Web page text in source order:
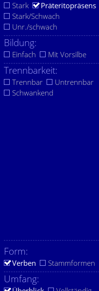
Stark
Präteritopräsens
Stark/Schwach
Unr./schwach
Bildung:
Einfach Mit Vorsilbe
Trennbarkeit:
Trennbar
Untrennbar
Schwankend
Form:
Verben Stammformen
Umfang: